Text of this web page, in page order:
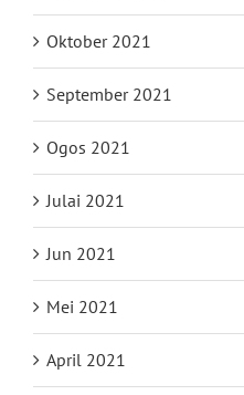
Oktober 2021
September 2021
Ogos 2021
Julai 2021
Jun 2021
Mei 2021
April 2021